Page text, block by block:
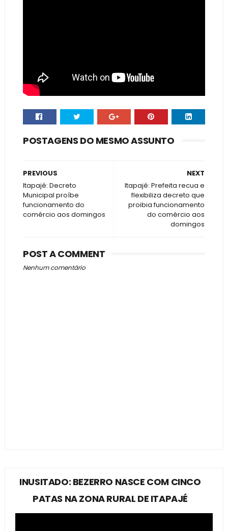
POSTAGENS DO MESMO ASSUNTO
NEXT
Itapajé: Prefeita recua e
flexibiliza decreto que
proibia funcionamento
do comércio aos
domingos
PREVIOUS
Itapajé: Decreto
Municipal proíbe
funcionamento do
comércio aos domingos
POST A COMMENT
Nenhum comentário
INUSITADO: BEZERRO NASCE COM CINCO
PATAS NA ZONA RURAL DE ITAPAJÉ